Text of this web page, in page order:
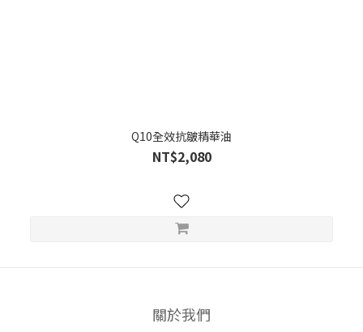
Q10全效抗皺精華油
NT$2,080
關於我們